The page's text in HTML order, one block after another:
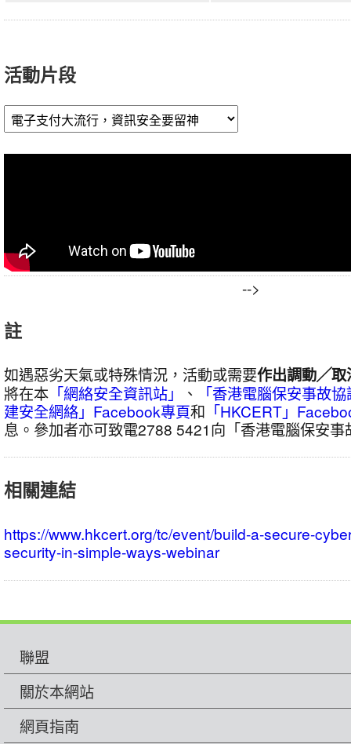
活動片段
-->
註
如遇惡劣天氣或特殊情況，活動或需要作出調動╱
將在本 「網絡安全資訊站」 、
「香港電腦保安事故
建安全網絡」Facebook專頁和 「HKCERT」
息。參加者亦可致電2788 5421向「香港電腦保安
相關連結
https://www.hkcert.org/tc/event/build-a-secure-
security-in-simple-ways-webinar
聯盟
關於本網站
網頁指南